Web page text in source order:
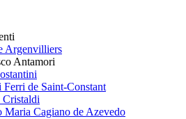
Argenvilliers
Antamori
de Saint-Constant
Maria Cagiano de Azevedo